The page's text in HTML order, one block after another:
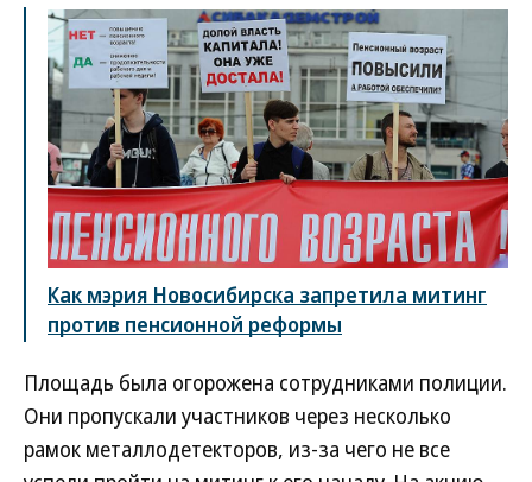
Как мэрия Новосибирска запретила митинг
против пенсионной реформы
Площадь была огорожена сотрудниками полиции.
Они пропускали участников через несколько
рамок металлодетекторов, из-за чего не все